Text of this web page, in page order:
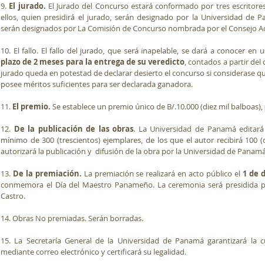
9. El jurado. El Jurado del Concurso estará conformado por tres
ellos, quien presidirá el jurado, serán designado por la Universidad de
serán designados por La Comisión de Concurso nombrada por el Consejo
plazo de 2 meses para la entrega de su veredicto, contados a partir del
jurado queda en potestad de declarar desierto el concurso si considerase
posee méritos suficientes para ser declarada ganadora.
11. El premio. Se establece un premio único de B/.10.000 (diez mil
12. De la publicación de las obras. La Universidad de Panamá
mínimo de 300 (trescientos) ejemplares, de los que el autor recibirá 100
autorizará la publicación y  difusión de la obra por la Universidad de
13. De la premiación. La premiación se realizará en acto público el 1 de
conmemora el Día del Maestro Panameño. La ceremonia será presidida
Castro.
14. Obras No premiadas. Serán borradas.
15. La Secretaría General de la Universidad de Panamá garantizará la
mediante correo electrónico y certificará su legalidad.